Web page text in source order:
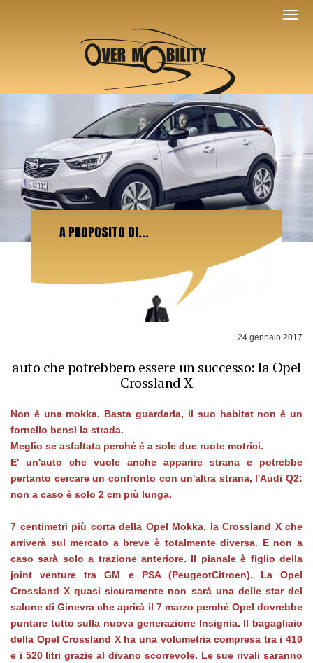
A PROPOSITO DI...
24 gennaio 2017
auto che potrebbero essere un successo: la Opel
Crossland X
Non è una mokka. Basta guardarla, il suo habitat non è un
fornello bensì la strada.
Meglio se asfaltata perché è a sole due ruote motrici.
E' un'auto che vuole anche apparire strana e potrebbe
pertanto cercare un confronto con un'altra strana, l'Audi Q2:
non a caso è solo 2 cm più lunga.
7 centimetri più corta della Opel Mokka, la Crossland X che
arriverà sul mercato a breve è totalmente diversa. E non a
caso sarà solo a trazione anteriore. Il pianale è figlio della
joint venture tra GM e PSA (PeugeotCitroen). La Opel
Crossland X quasi sicuramente non sarà una delle star del
salone di Ginevra che aprirà il 7 marzo perché Opel dovrebbe
puntare tutto sulla nuova generazione Insignia. Il bagagliaio
della Opel Crossland X ha una volumetria compresa tra i 410
e i 520 litri grazie al divano scorrevole. Le sue rivali saranno